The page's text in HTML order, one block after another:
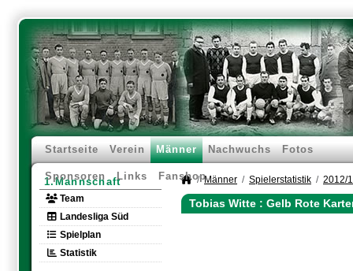
Startseite Verein Männer Nachwuchs Fotos
Sponsoren Links Fanshop
1.Mannschaft
Team
Landesliga Süd
Spielplan
Statistik
Männer Spielerstatistik 2012/
Tobias Witte : Gelb Rote